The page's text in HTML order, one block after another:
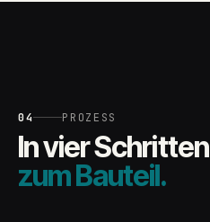
04 PROZESS
In vier Schritten
zum Bauteil.